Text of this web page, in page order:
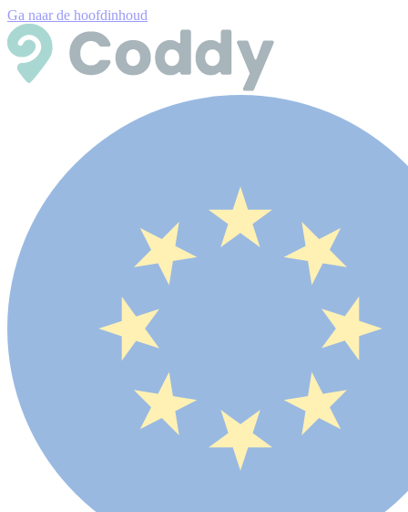
Ga naar de hoofdinhoud